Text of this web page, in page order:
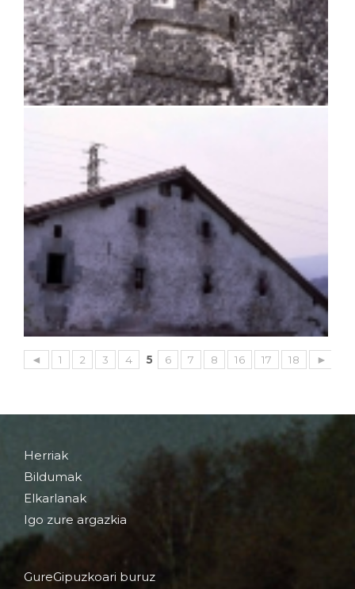
◄ 1 2 3 4 5 6 7 8 16 17 18 ►
Herriak
Bildumak
Elkarlanak
Igo zure argazkia
GureGipuzkoari buruz